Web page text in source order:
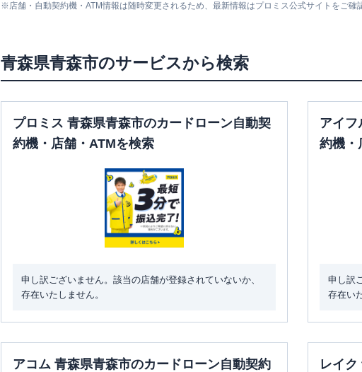
※店舗・自動契約機・ATM情報は随時変更されるため、最新情報はプロミス公式サイトをご確
青森県青森市のサービスから検索
プロミス 青森県青森市のカードローン自動契
約機・店舗・ATMを検索
申し訳ございません。該当の店舗が登録されていないか、
存在いたしません。
アイフ
約機・
申し訳
存在い
アコム 青森県青森市のカードローン自動契約
レイ